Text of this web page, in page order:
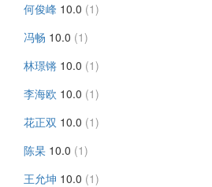
何俊峰 10.0 (1)
冯畅 10.0 (1)
林璟锵 10.0 (1)
李海欧 10.0 (1)
花正双 10.0 (1)
陈杲 10.0 (1)
王允坤 10.0 (1)